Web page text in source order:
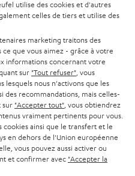
utilise des cookies et d'autres
celles de tiers et utilise des
marketing traitons des
que vous aimez - grâce à votre
informations concernant votre
sur "Tout refuser" , vous
lesquels nous n'activons que les
des recommandations, mais celles-
sur "Accepter tout" , vous obtiendrez
vraiment pertinents pour vous.
ainsi que le transfert et le
en dehors de l'Union européenne
vous pouvez aussi activer ou
et confirmer avec "Accepter la